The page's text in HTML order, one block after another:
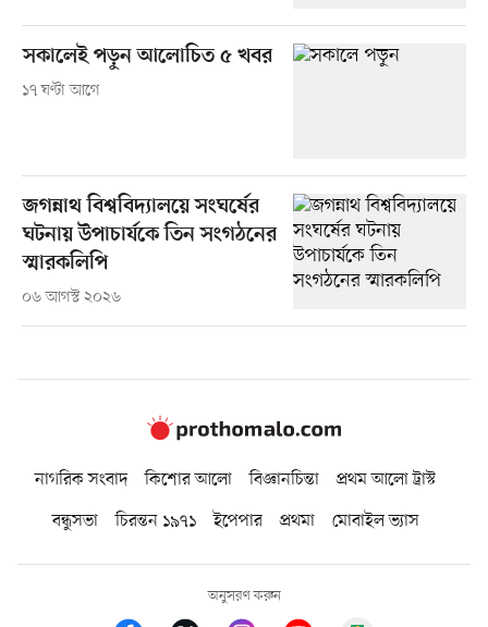
সকালেই পড়ুন আলোচিত ৫ খবর
১৭ ঘণ্টা আগে
জগন্নাথ বিশ্ববিদ্যালয়ে সংঘর্ষের
ঘটনায় উপাচার্যকে তিন সংগঠনের
স্মারকলিপি
০৬ আগস্ট ২০২৬
নাগরিক সংবাদ কিশোর আলো বিজ্ঞানচিন্তা
প্রথম আলো ট্রাস্ট
বন্ধুসভা
চিরন্তন ১৯৭১ ইপেপার প্রথমা মোবাইল ভ্যাস
অনুসরণ করুন